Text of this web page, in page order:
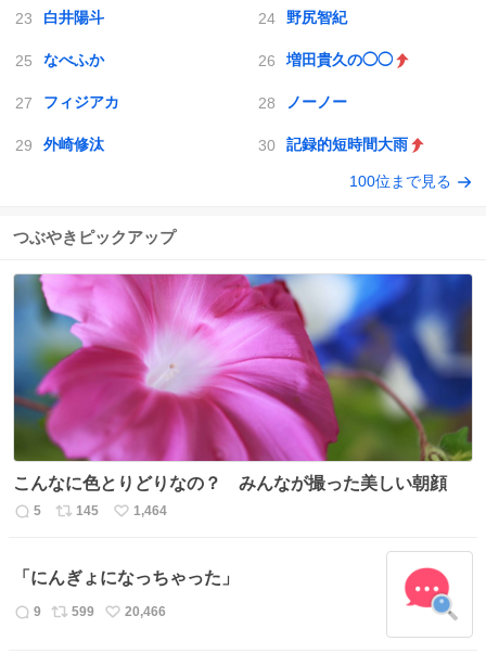
白井陽斗 野尻智紀
なべふか 増田貴久の◯◯
フィジアカ ノーノー
外崎修汰 記録的短時間大雨
100位まで見る
つぶやきピックアップ
こんなに色とりどりなの？ みんなが撮った美しい朝顔
返
数
5
リ
ス
ト
数
145
い
ね
数
1,464
「にんぎょになっちゃった」
返
9
リ
599
い
20,466